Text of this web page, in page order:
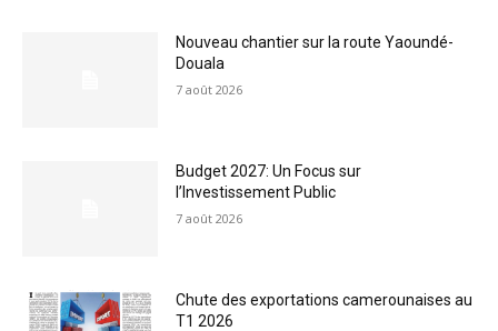
Nouveau chantier sur la route Yaoundé-
Douala
7 août 2026
Budget 2027: Un Focus sur
l’Investissement Public
7 août 2026
Chute des exportations camerounaises au
T1 2026